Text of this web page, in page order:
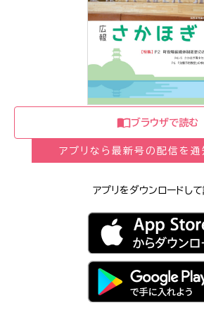
ブラウザで読む
アプリなら最新号の配信を通
アプリをダウンロードし